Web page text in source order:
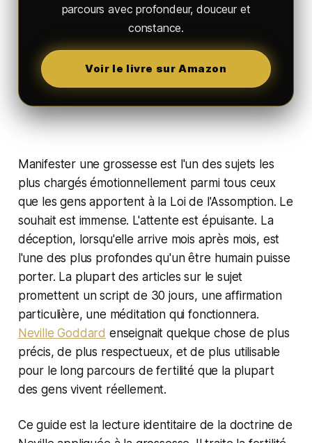
parcours avec profondeur, douceur et
constance.
Voir le livre sur Amazon
Manifester une grossesse est l'un des sujets les
plus chargés émotionnellement parmi tous ceux
que les gens apportent à la Loi de l'Assomption. Le
souhait est immense. L'attente est épuisante. La
déception, lorsqu'elle arrive mois après mois, est
l'une des plus profondes qu'un être humain puisse
porter. La plupart des articles sur le sujet
promettent un script de 30 jours, une affirmation
particulière, une méditation qui fonctionnera.
Neville Goddard enseignait quelque chose de plus
précis, de plus respectueux, et de plus utilisable
pour le long parcours de fertilité que la plupart
des gens vivent réellement.
Ce guide est la lecture identitaire de la doctrine de